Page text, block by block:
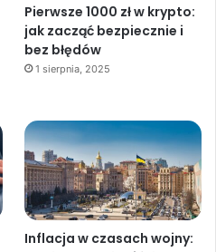
Pierwsze 1000 zł w krypto:
jak zacząć bezpiecznie i
bez błędów
1 sierpnia, 2025
Inflacja w czasach wojny: